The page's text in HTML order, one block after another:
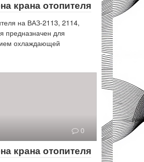
крана отопителя
на ВАЗ-2113, 2114,
предназначен для
охлаждающей
0
крана отопителя